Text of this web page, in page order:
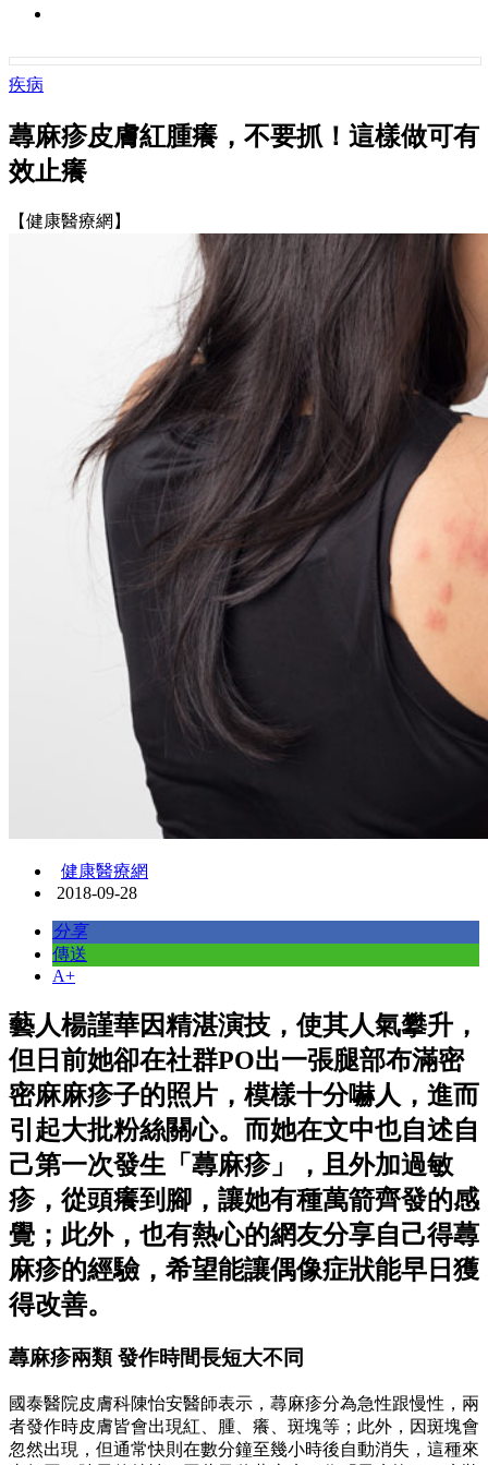
疾病
蕁麻疹皮膚紅腫癢，不要抓！這樣做可有
效止癢
【健康醫療網】
健康醫療網
2018-09-28
分享
傳送
A+
藝人楊謹華因精湛演技，使其人氣攀升，
但日前她卻在社群PO出一張腿部布滿密
密麻麻疹子的照片，模樣十分嚇人，進而
引起大批粉絲關心。而她在文中也自述自
己第一次發生「蕁麻疹」，且外加過敏
疹，從頭癢到腳，讓她有種萬箭齊發的感
覺；此外，也有熱心的網友分享自己得蕁
麻疹的經驗，希望能讓偶像症狀能早日獲
得改善。
蕁麻疹兩類 發作時間長短大不同
國泰醫院皮膚科陳怡安醫師表示，蕁麻疹分為急性跟慢性，兩
者發作時皮膚皆會出現紅、腫、癢、斑塊等；此外，因斑塊會
忽然出現，但通常快則在數分鐘至幾小時後自動消失，這種來